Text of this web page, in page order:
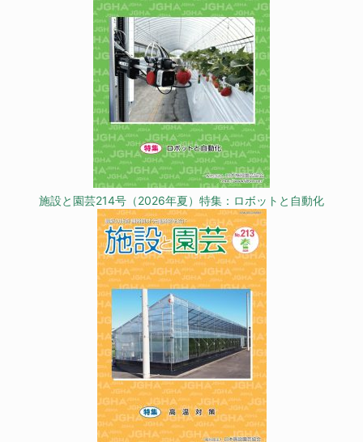
施設と園芸214号（2026年夏）特集：ロボットと自動化